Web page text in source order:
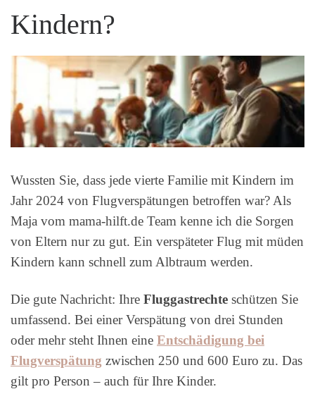
Kindern?
Wussten Sie, dass jede vierte Familie mit Kindern im
Jahr 2024 von Flugverspätungen betroffen war? Als
Maja vom mama-hilft.de Team kenne ich die Sorgen
von Eltern nur zu gut. Ein verspäteter Flug mit müden
Kindern kann schnell zum Albtraum werden.
Die gute Nachricht: Ihre Fluggastrechte schützen Sie
umfassend. Bei einer Verspätung von drei Stunden
oder mehr steht Ihnen eine Entschädigung bei
Flugverspätung zwischen 250 und 600 Euro zu. Das
gilt pro Person – auch für Ihre Kinder.